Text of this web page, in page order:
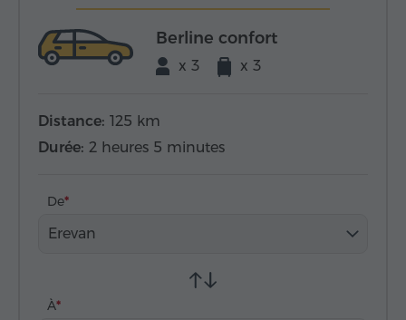
Berline confort
x 3 x 3
Distance: 125 km
Durée: 2 heures 5 minutes
De
Erevan
À